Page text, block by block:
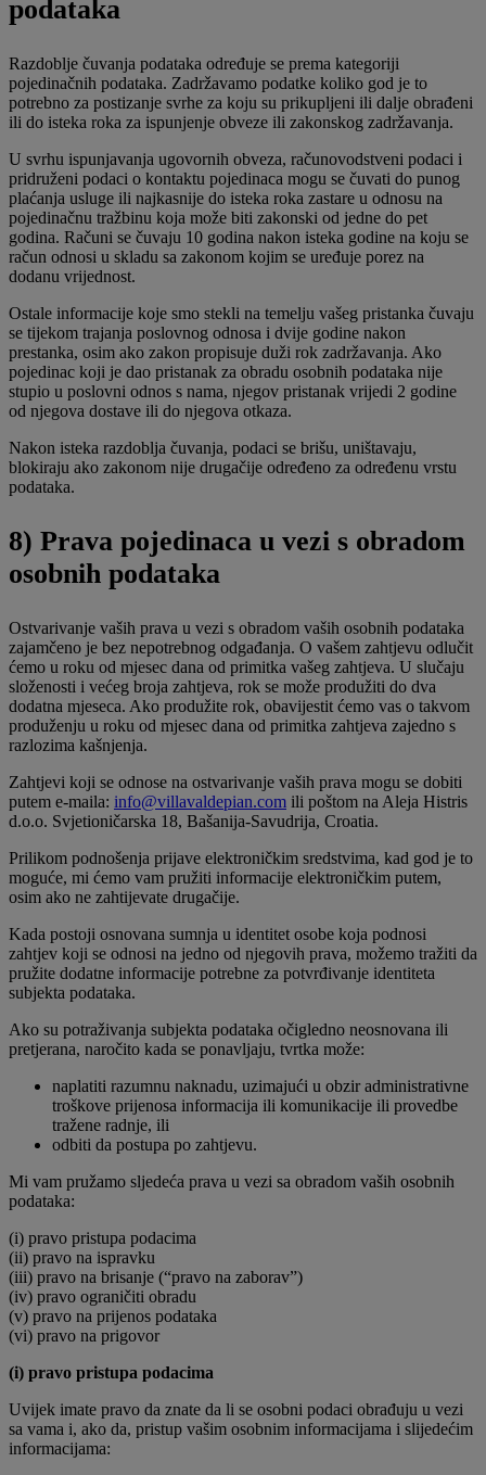
podataka
Razdoblje čuvanja podataka određuje se prema kategoriji
pojedinačnih podataka. Zadržavamo podatke koliko god je to
potrebno za postizanje svrhe za koju su prikupljeni ili dalje obrađeni
ili do isteka roka za ispunjenje obveze ili zakonskog zadržavanja.
U svrhu ispunjavanja ugovornih obveza, računovodstveni podaci i
pridruženi podaci o kontaktu pojedinaca mogu se čuvati do punog
plaćanja usluge ili najkasnije do isteka roka zastare u odnosu na
pojedinačnu tražbinu koja može biti zakonski od jedne do pet
godina. Računi se čuvaju 10 godina nakon isteka godine na koju se
račun odnosi u skladu sa zakonom kojim se uređuje porez na
dodanu vrijednost.
Ostale informacije koje smo stekli na temelju vašeg pristanka čuvaju
se tijekom trajanja poslovnog odnosa i dvije godine nakon
prestanka, osim ako zakon propisuje duži rok zadržavanja. Ako
pojedinac koji je dao pristanak za obradu osobnih podataka nije
stupio u poslovni odnos s nama, njegov pristanak vrijedi 2 godine
od njegova dostave ili do njegova otkaza.
Nakon isteka razdoblja čuvanja, podaci se brišu, uništavaju,
blokiraju ako zakonom nije drugačije određeno za određenu vrstu
podataka.
8) Prava pojedinaca u vezi s obradom
osobnih podataka
Ostvarivanje vaših prava u vezi s obradom vaših osobnih podataka
zajamčeno je bez nepotrebnog odgađanja. O vašem zahtjevu odlučit
ćemo u roku od mjesec dana od primitka vašeg zahtjeva. U slučaju
složenosti i većeg broja zahtjeva, rok se može produžiti do dva
dodatna mjeseca. Ako produžite rok, obavijestit ćemo vas o takvom
produženju u roku od mjesec dana od primitka zahtjeva zajedno s
razlozima kašnjenja.
Zahtjevi koji se odnose na ostvarivanje vaših prava mogu se dobiti
putem e-maila: info@villavaldepian.com ili poštom na Aleja Histris
d.o.o. Svjetioničarska 18, Bašanija-Savudrija, Croatia.
Prilikom podnošenja prijave elektroničkim sredstvima, kad god je to
moguće, mi ćemo vam pružiti informacije elektroničkim putem,
osim ako ne zahtijevate drugačije.
Kada postoji osnovana sumnja u identitet osobe koja podnosi
zahtjev koji se odnosi na jedno od njegovih prava, možemo tražiti da
pružite dodatne informacije potrebne za potvrđivanje identiteta
subjekta podataka.
Ako su potraživanja subjekta podataka očigledno neosnovana ili
pretjerana, naročito kada se ponavljaju, tvrtka može:
naplatiti razumnu naknadu, uzimajući u obzir administrativne
troškove prijenosa informacija ili komunikacije ili provedbe
tražene radnje, ili
odbiti da postupa po zahtjevu.
Mi vam pružamo sljedeća prava u vezi sa obradom vaših osobnih
podataka:
(i) pravo pristupa podacima
(ii) pravo na ispravku
(iii) pravo na brisanje (“pravo na zaborav”)
(iv) pravo ograničiti obradu
(v) pravo na prijenos podataka
(vi) pravo na prigovor
(i) pravo pristupa podacima
Uvijek imate pravo da znate da li se osobni podaci obrađuju u vezi
sa vama i, ako da, pristup vašim osobnim informacijama i slijedećim
informacijama: